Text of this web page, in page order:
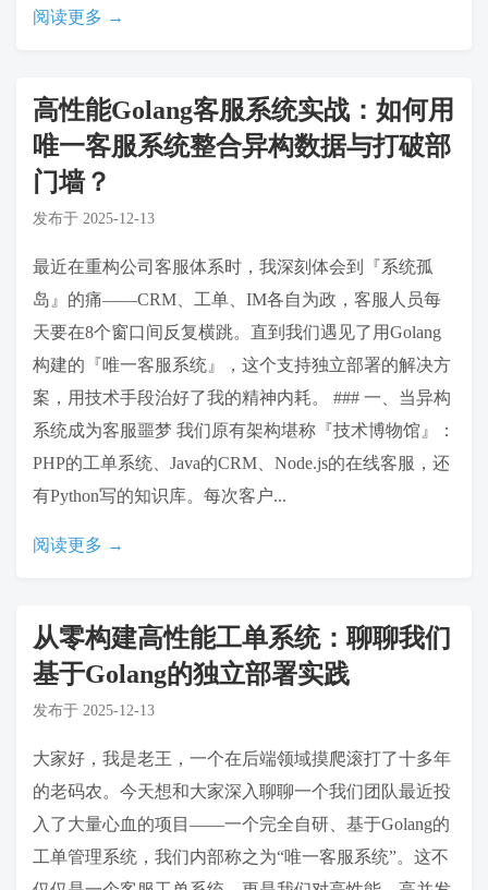
阅读更多 →
高性能Golang客服系统实战：如何用
唯一客服系统整合异构数据与打破部
门墙？
发布于 2025-12-13
最近在重构公司客服体系时，我深刻体会到『系统孤
岛』的痛——CRM、工单、IM各自为政，客服人员每
天要在8个窗口间反复横跳。直到我们遇见了用Golang
构建的『唯一客服系统』，这个支持独立部署的解决方
案，用技术手段治好了我的精神内耗。 ### 一、当异构
系统成为客服噩梦 我们原有架构堪称『技术博物馆』：
PHP的工单系统、Java的CRM、Node.js的在线客服，还
有Python写的知识库。每次客户...
阅读更多 →
从零构建高性能工单系统：聊聊我们
基于Golang的独立部署实践
发布于 2025-12-13
大家好，我是老王，一个在后端领域摸爬滚打了十多年
的老码农。今天想和大家深入聊聊一个我们团队最近投
入了大量心血的项目——一个完全自研、基于Golang的
工单管理系统，我们内部称之为“唯一客服系统”。这不